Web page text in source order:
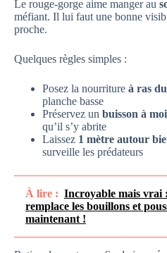
Le rouge-gorge aime manger au
méfiant. Il lui faut une bonne
proche.
Quelques règles simples :
Posez la nourriture à ras
planche basse
Préservez un buisson à
qu’il s’y abrite
Laissez 1 mètre autour
surveille les prédateurs
À lire : Incroyable mais vrai
remplace les bouillons et
maintenant !